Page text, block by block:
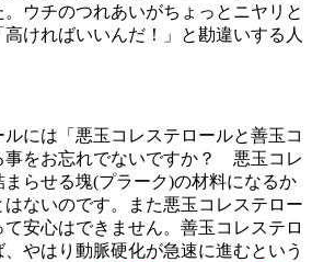
ウチのつれあいがちょっとニヤリと
ければいいんだ！」と勘違いする人
には「悪玉コレステロールと善玉コ
事をお忘れでないですか？ 悪玉コレ
らせる塊(プラーク)の材料になるか
ないのです。また悪玉コレステロー
安心はできません。善玉コレステロ
やはり動脈硬化が急速に進むという